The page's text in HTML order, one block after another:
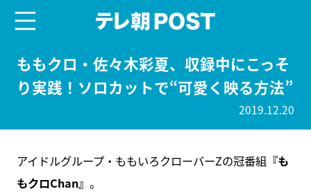
ももクロ・佐々木彩夏、収録中にこっそ
り実践！ソロカットで“可愛く映る方法”
2019.12.20
アイドルグループ・ももいろクローバーZの冠番組 『も
もクロChan』 。